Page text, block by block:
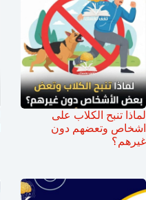
لماذا تنبح الكلاب على
اشخاص وتعضهم دون
غيرهم؟